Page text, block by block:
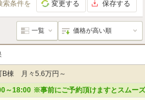
索条件を 変更する 保存する
B棟 月々5.6万円～
～18:00 ※事前にご予約頂けますとスムー